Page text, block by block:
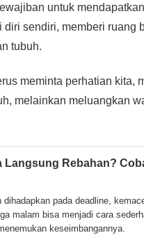
untuk
sendiri, memberi ruang
tubuh.
meminta perhatian kita,
melainkan meluangkan
Langsung Rebahan?
dihadapkan pada deadline,
malam bisa menjadi cara
keseimbangannya.